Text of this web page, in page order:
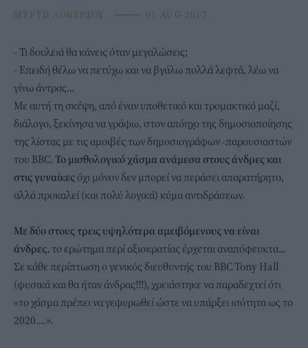
ΜΥΡΤΩ ΛΟΒΕΡΔΟΥ ⸻ 01 AUG 2017
- Τι δουλειά θα κάνεις όταν μεγαλώσεις;
- Επειδή θέλω να πετύχω και να βγάλω πολλά λεφτά, λέω να
γίνω άντρας…
Με αυτή τη σκέψη, από έναν υποθετικό και τρομακτικό μαζί,
διάλογο, ξεκίνησα να γράφω, στον απόηχο της δημοσιοποίησης
της λίστας με τις αμοιβές των δημοσιογράφων -παρουσιαστών
του BBC. Το μισθολογικό χάσμα ανάμεσα στους άνδρες και
στις γυναίκες όχι μόνον δεν μπορεί να περάσει απαρατήρητο,
αλλά προκαλεί (και πολύ λογικά) κύμα αντιδράσεων.
Με δύο στους τρεις υψηλότερα αμειβόμενους να είναι
άνδρες, το ερώτημα περί αξιοκρατίας έρχεται αναπόφευκτα...
Σε κάθε περίπτωση ο γενικός διευθυντής του ΒΒC Tony Hall
(φυσικά και θα ήταν άνδρας!!!), χρειάστηκε να παραδεχτεί ότι
«το χάσμα πρέπει να γεφυρωθεί ώστε να υπάρξει ισότητα ως το
2020….».